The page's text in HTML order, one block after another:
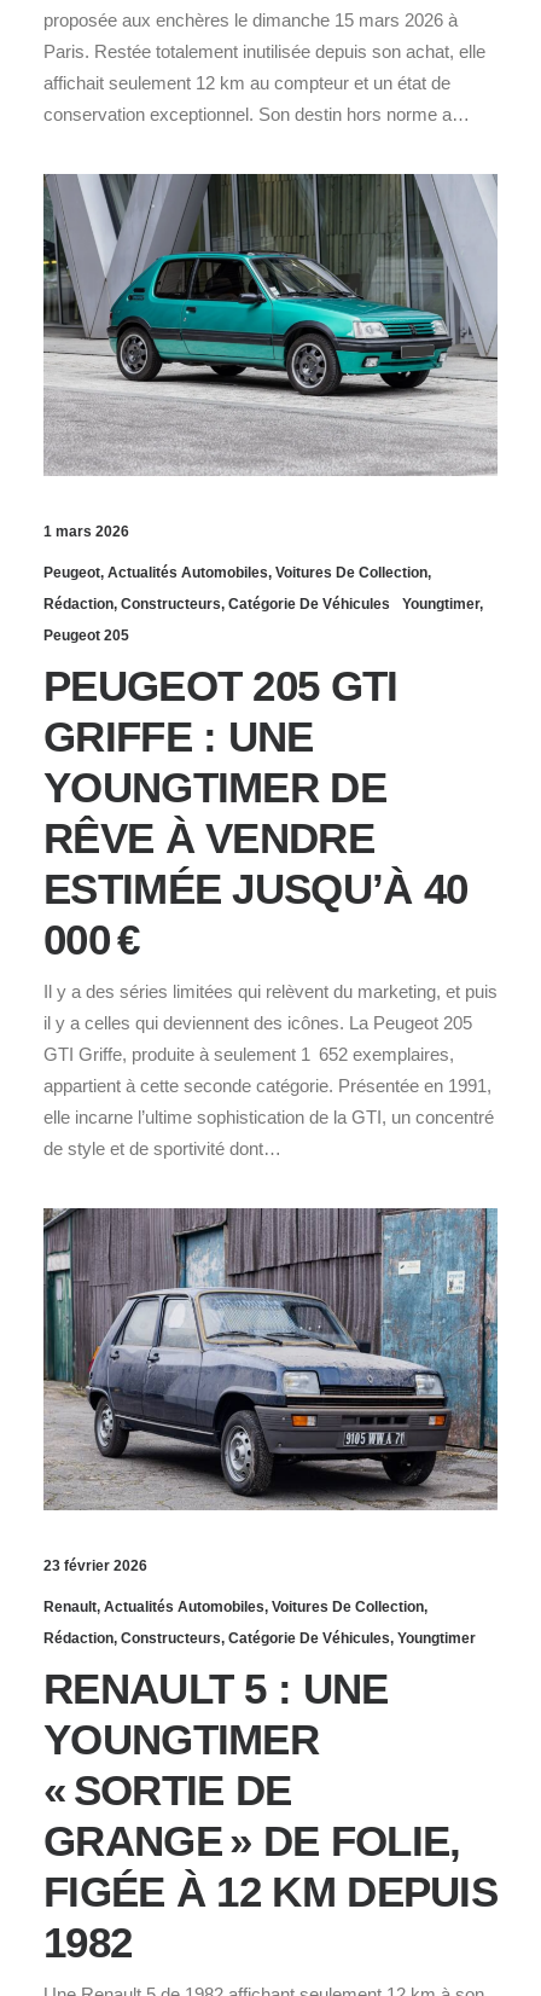
proposée aux enchères le dimanche 15 mars 2026 à
Paris. Restée totalement inutilisée depuis son achat, elle
affichait seulement 12 km au compteur et un état de
conservation exceptionnel. Son destin hors norme a…
1 mars 2026
Peugeot, Actualités Automobiles, Voitures De Collection,
Rédaction, Constructeurs, Catégorie De Véhicules Youngtimer,
Peugeot 205
PEUGEOT 205 GTI
GRIFFE : UNE
YOUNGTIMER DE
RÊVE À VENDRE
ESTIMÉE JUSQU’À 40
000 €
Il y a des séries limitées qui relèvent du marketing, et puis
il y a celles qui deviennent des icônes. La Peugeot 205
GTI Griffe, produite à seulement 1 652 exemplaires,
appartient à cette seconde catégorie. Présentée en 1991,
elle incarne l’ultime sophistication de la GTI, un concentré
de style et de sportivité dont…
23 février 2026
Renault, Actualités Automobiles, Voitures De Collection,
Rédaction, Constructeurs, Catégorie De Véhicules, Youngtimer
RENAULT 5 : UNE
YOUNGTIMER
« SORTIE DE
GRANGE » DE FOLIE,
FIGÉE À 12 KM DEPUIS
1982